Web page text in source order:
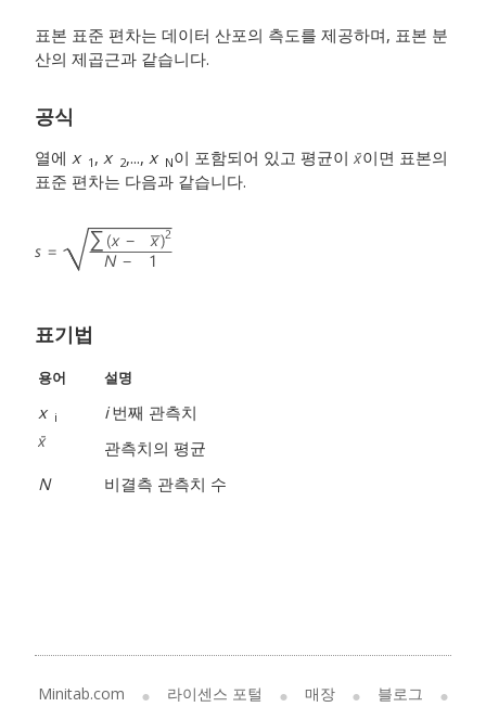
표본 표준 편차는 데이터 산포의 측도를 제공하며, 표본 분
산의 제곱근과 같습니다.
공식
열에 x 1,x 2,...,x N이 포함되어 있고 평균이 이면 표본의
표준 편차는 다음과 같습니다.
표기법
용어 설명
x i i 번째 관측치
관측치의 평균
N
비결측 관측치 수
Minitab.com 라이센스 포털 매장 블로그